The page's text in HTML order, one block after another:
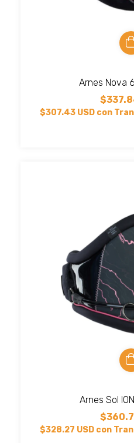
Arnes Nova
$307.43 USD con
Arnes Sol
$328.27 USD con